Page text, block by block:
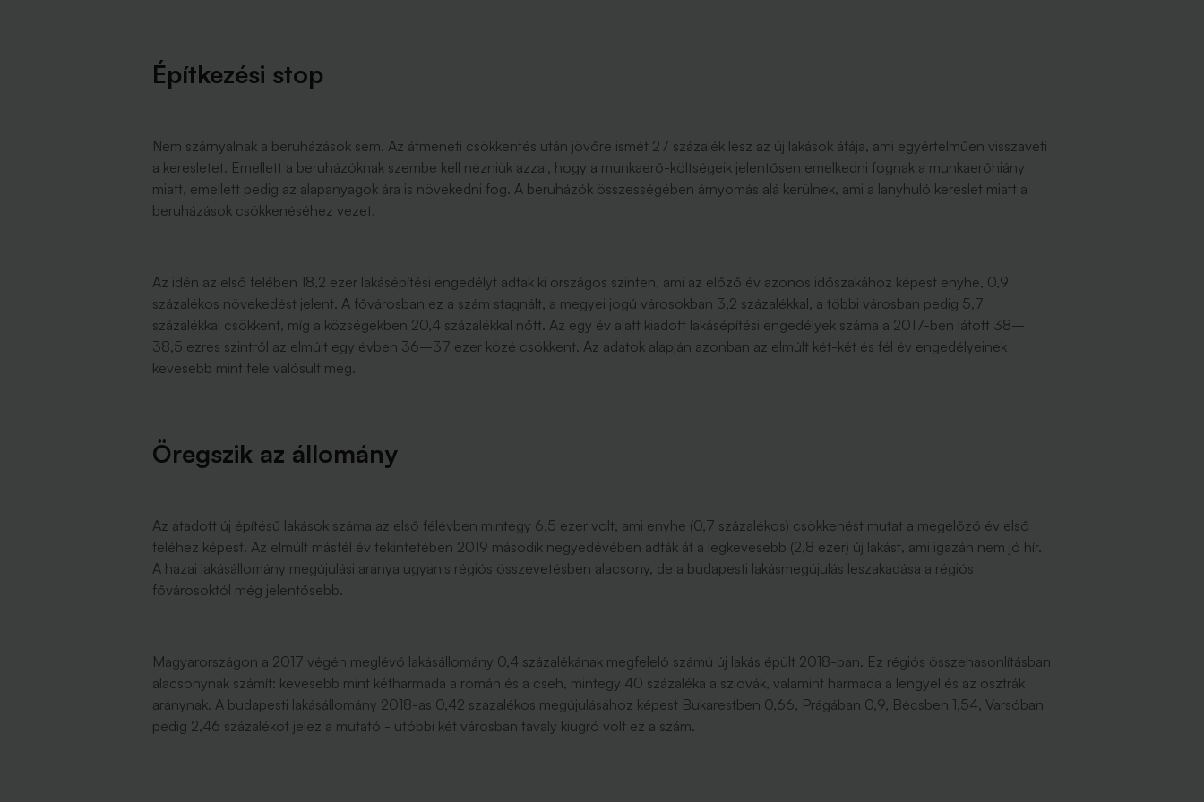
Építkezési stop
Nem szárnyalnak a beruházások sem. Az átmeneti csökkentés után jövőre ismét 27 százalék lesz az új lakások áfája, ami egyértelműen visszaveti
a keresletet. Emellett a beruházóknak szembe kell nézniük azzal, hogy a munkaerő-költségeik jelentősen emelkedni fognak a munkaerőhiány
miatt, emellett pedig az alapanyagok ára is növekedni fog. A beruházók összességében árnyomás alá kerülnek, ami a lanyhuló kereslet miatt a
beruházások csökkenéséhez vezet.
Az idén az első felében 18,2 ezer lakásépítési engedélyt adtak ki országos szinten, ami az előző év azonos időszakához képest enyhe, 0,9
százalékos növekedést jelent. A fővárosban ez a szám stagnált, a megyei jogú városokban 3,2 százalékkal, a többi városban pedig 5,7
százalékkal csökkent, míg a községekben 20,4 százalékkal nőtt. Az egy év alatt kiadott lakásépítési engedélyek száma a 2017-ben látott 38–
38,5 ezres szintről az elmúlt egy évben 36–37 ezer közé csökkent. Az adatok alapján azonban az elmúlt két-két és fél év engedélyeinek
kevesebb mint fele valósult meg.
Öregszik az állomány
Az átadott új építésű lakások száma az első félévben mintegy 6,5 ezer volt, ami enyhe (0,7 százalékos) csökkenést mutat a megelőző év első
feléhez képest. Az elmúlt másfél év tekintetében 2019 második negyedévében adták át a legkevesebb (2,8 ezer) új lakást, ami igazán nem jó hír.
A hazai lakásállomány megújulási aránya ugyanis régiós összevetésben alacsony, de a budapesti lakásmegújulás leszakadása a régiós
fővárosoktól még jelentősebb.
Magyarországon a 2017 végén meglévő lakásállomány 0,4 százalékának megfelelő számú új lakás épült 2018-ban. Ez régiós összehasonlításban
alacsonynak számít: kevesebb mint kétharmada a román és a cseh, mintegy 40 százaléka a szlovák, valamint harmada a lengyel és az osztrák
aránynak. A budapesti lakásállomány 2018-as 0,42 százalékos megújulásához képest Bukarestben 0,66, Prágában 0,9, Bécsben 1,54, Varsóban
pedig 2,46 százalékot jelez a mutató - utóbbi két városban tavaly kiugró volt ez a szám.